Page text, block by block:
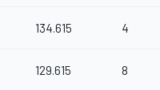
134.615 4
129.615 8